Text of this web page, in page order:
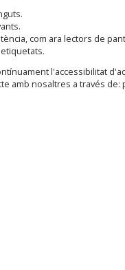
com ara lectors de
l'accessibilitat
amb nosaltres a través de: